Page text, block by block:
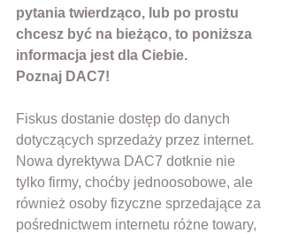
pytania twierdząco, lub po prostu
chcesz być na bieżąco, to poniższa
informacja jest dla Ciebie.
Poznaj DAC7!
Fiskus dostanie dostęp do danych
dotyczących sprzedaży przez internet.
Nowa dyrektywa DAC7 dotknie nie
tylko firmy, choćby jednoosobowe, ale
również osoby fizyczne sprzedające za
pośrednictwem internetu różne towary,